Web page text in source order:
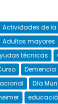
Actividades de
Adultos mayores
técnicas
Demencia
Día